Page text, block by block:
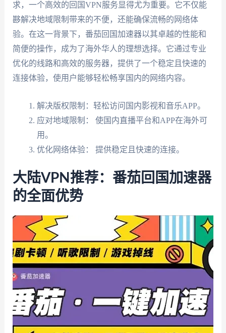
求，一个高效的回国VPN服务显得尤为重要。它不仅能
夦解决地域限制带来的不便，还能确保流畅的网络体
验。在这一背景下，番茄回国加速器以其卓越的性能和
简便的操作，成为了海外华人的理想选择。它通过专业
优化的线路和高效的服务器，提供了一个稳定且快速的
连接体验，使用户能够轻松畅享国内的网络内容。
解决版权限制：轻松访问国内影视和音乐APP。
应对地域限制： 使国内直播平台和APP在海外可
用。
优化网络体验： 提供稳定且快速的连接。
大陆VPN推荐：番茄回国加速器
的全面优势